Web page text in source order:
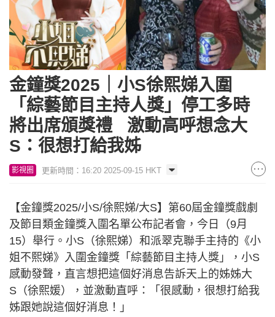
金鐘獎2025｜小S徐熙娣入圍
「綜藝節目主持人獎」停工多時
將出席頒獎禮 激動高呼想念大
S：很想打給我姊
影視圈 更新時間：16:20 2025-09-15 HKT
【金鐘獎2025/小S/徐熙娣/大S】第60屆金鐘獎戲劇
及節目類金鐘獎入圍名單公布記者會，今日（9月
15）舉行。小S（徐熙娣）和派翠克聯手主持的《小
姐不熙娣》入圍金鐘獎「綜藝節目主持人獎」，小S
感動發聲，直言想把這個好消息告訴天上的姊姊大
S（徐熙媛），並激動直呼：「很感動，很想打給我
姊跟她說這個好消息！」